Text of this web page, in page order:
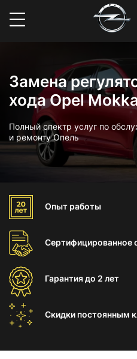
Замена
хода Opel
Полный спектр услуг по
и ремонту Опель
Опыт работы
Сертифицированное
Гарантиядо 2 лет
Скидки постоянным